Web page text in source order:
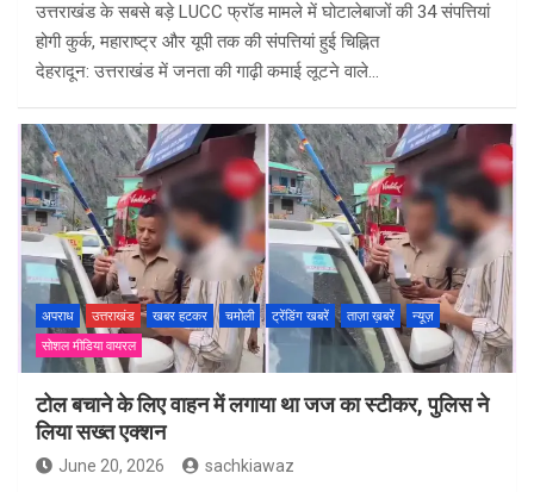
उत्तराखंड के सबसे बड़े LUCC फ्रॉड मामले में घोटालेबाजों की 34 संपत्तियां
होगी कुर्क, महाराष्ट्र और यूपी तक की संपत्तियां हुई चिह्नित
देहरादून: उत्तराखंड में जनता की गाढ़ी कमाई लूटने वाले…
अपराध उत्तराखंड खबर हटकर चमोली ट्रेंडिंग खबरें ताज़ा ख़बरें
न्यूज़
सोशल मीडिया वायरल
टोल बचाने के लिए वाहन में लगाया था जज का स्टीकर, पुलिस ने
लिया सख्त एक्शन
June 20, 2026 sachkiawaz